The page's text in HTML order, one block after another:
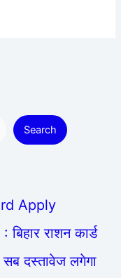
Search
Apply
राशन कार्ड
दस्तावेज लगेगा